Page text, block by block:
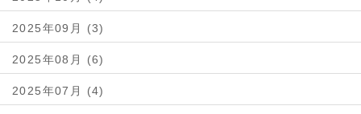
2025年09月 (3)
2025年08月 (6)
2025年07月 (4)